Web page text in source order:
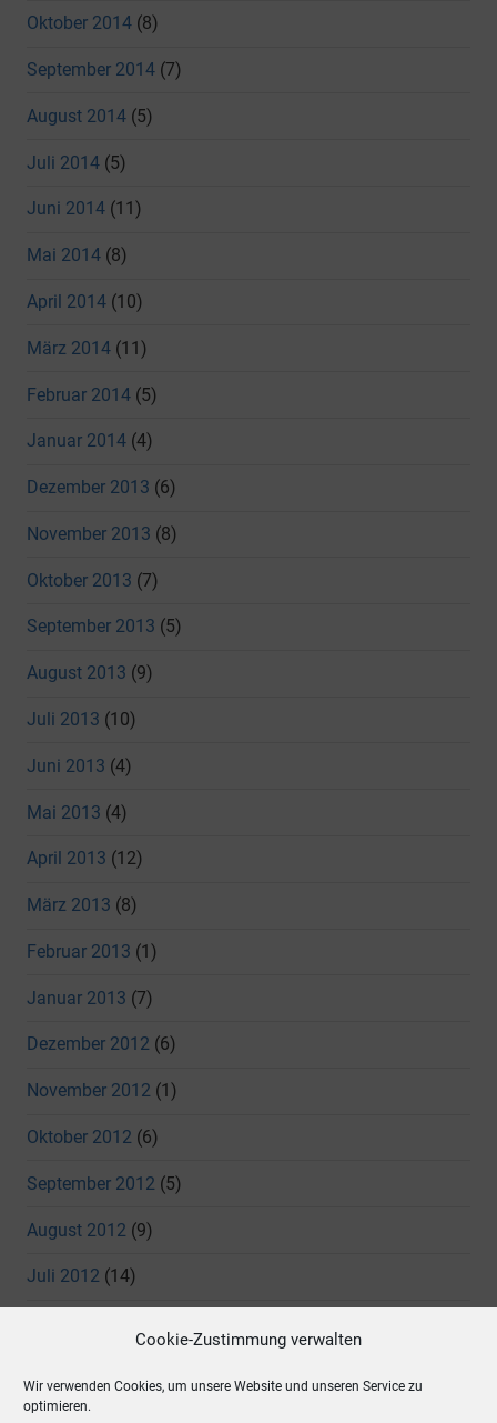
Cookie-Zustimmung verwalten
Wir verwenden Cookies, um unsere Website und unseren Service zu
optimieren.
Oktober 2014 (8)
September 2014 (7)
August 2014 (5)
Juli 2014 (5)
Juni 2014 (11)
Mai 2014 (8)
April 2014 (10)
März 2014 (11)
Februar 2014 (5)
Januar 2014 (4)
Dezember 2013 (6)
November 2013 (8)
Oktober 2013 (7)
September 2013 (5)
August 2013 (9)
Juli 2013 (10)
Juni 2013 (4)
Mai 2013 (4)
April 2013 (12)
März 2013 (8)
Februar 2013 (1)
Januar 2013 (7)
Dezember 2012 (6)
November 2012 (1)
Oktober 2012 (6)
September 2012 (5)
August 2012 (9)
Juli 2012 (14)
April 2012